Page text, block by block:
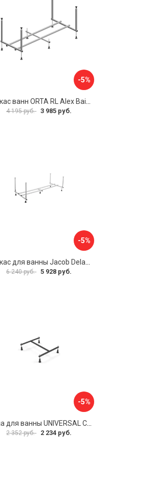
-5%
4 195 руб. 3 985 руб.
-5%
Каркас для ванны Jacob Delafon E6D082RU-00 Sofa 73633
6 240 руб. 5 928 руб.
-5%
Рама для ванны UNIVERSAL Cersanit K-RW-UNIVERSAL160-170
2 352 руб. 2 234 руб.